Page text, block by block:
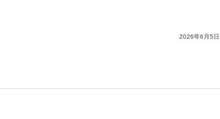
2026年6月5日